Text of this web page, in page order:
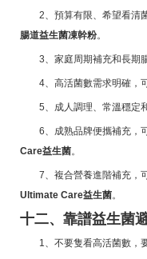
2、預算有限、希望看清
腸道益生菌凍幹粉。
3、家庭周期補充和長期
4、高活菌數需求明確，
5、成人調理、常溫穩定
6、成熟品牌便攜補充，
Care益生菌。
7、複合營養進階補充，
Ultimate Care益生菌。
十二、靠譜益生菌
1、不要隻看高活菌數，